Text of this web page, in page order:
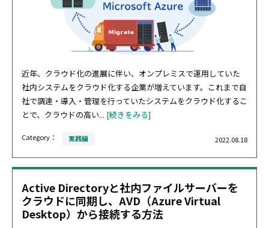
近年、クラウド化の進展に伴い、オンプレミスで運用していた
社内システムをクラウド化する企業が増えています。これまで自
社で調達・導入・管理を行っていたシステムをクラウド化するこ
とで、クラウドの高い... [続きをみる]
Category： 実践編 2022.08.18
Active Directoryと社内ファイルサーバーを
クラウドに同期し、AVD（Azure Virtual
Desktop）から接続する方法